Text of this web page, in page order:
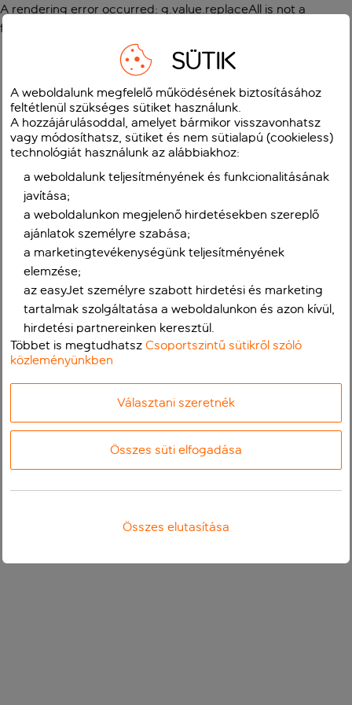
A rendering error occurred: g.value.replaceAll is not a
function
SÜTIK
A weboldalunk megfelelő működésének biztosításához
feltétlenül szükséges sütiket használunk.
A hozzájárulásoddal, amelyet bármikor visszavonhatsz
vagy módosíthatsz, sütiket és nem sütialapú (cookieless)
technológiát használunk az alábbiakhoz:
a weboldalunk teljesítményének és funkcionalitásának
javítása;
a weboldalunkon megjelenő hirdetésekben szereplő
ajánlatok személyre szabása;
a marketingtevékenységünk teljesítményének
elemzése;
az easyJet személyre szabott hirdetési és marketing
tartalmak szolgáltatása a weboldalunkon és azon kívül,
hirdetési partnereinken keresztül.
Többet is megtudhatszCsoportszintű sütikről szóló
közleményünkben
Választani szeretnék
Összes süti elfogadása
Összes elutasítása